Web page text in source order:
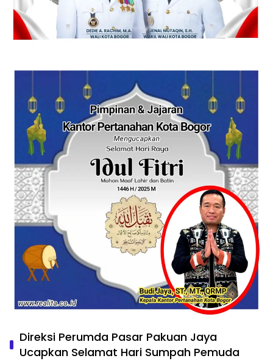
Direksi Perumda Pasar Pakuan Jaya
Ucapkan Selamat Hari Sumpah Pemuda